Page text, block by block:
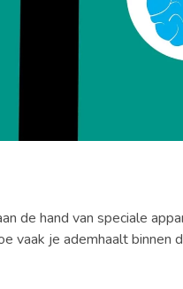
de hand van speciale
vaak je ademhaalt